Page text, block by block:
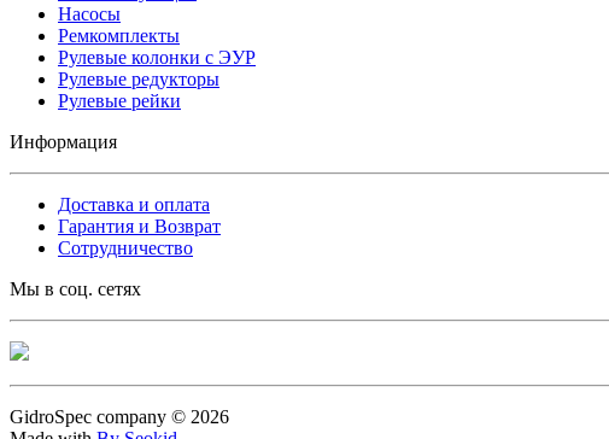
Насосы
Ремкомплекты
Рулевые колонки с ЭУР
Рулевые редукторы
Рулевые рейки
Информация
Доставка и оплата
Гарантия и Возврат
Сотрудничество
Мы в соц. сетях
GidroSpec company © 2026